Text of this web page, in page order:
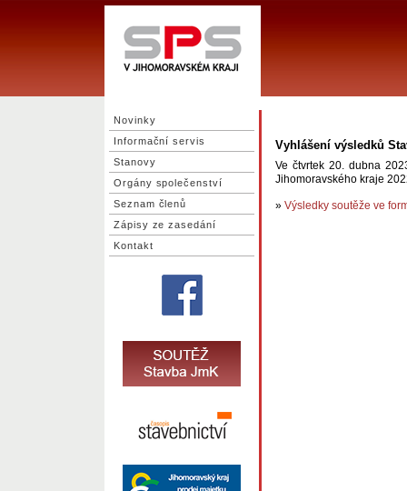
Novinky
Informační servis
Stanovy
Orgány společenství
Seznam členů
Zápisy ze zasedání
Kontakt
Vyhlášení výsledků
Ve čtvrtek 20. dubna
Jihomoravského kraje
» Výsledky soutěže ve